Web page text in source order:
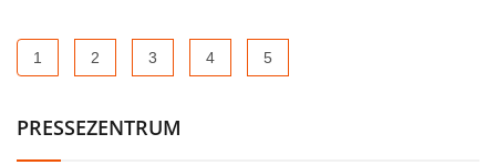
1 2 3 4 5
PRESSEZENTRUM